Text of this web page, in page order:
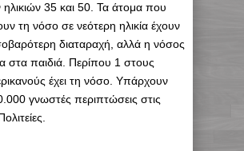
ηλικιών 35 και 50. Τα άτομα που
τη νόσο σε νεότερη ηλικία έχουν
διαταραχή, αλλά η νόσος
στα παιδιά. Περίπου 1 στους
έχει τη νόσο. Υπάρχουν
γνωστές περιπτώσεις στις